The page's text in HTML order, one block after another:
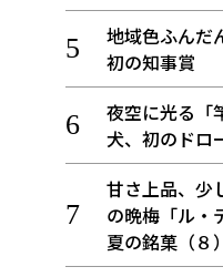
地域色ふん
初の知事賞
夜空に光る「
犬、初のドロ
甘さ上品、
の晩梅「ル
夏の銘菓（８）